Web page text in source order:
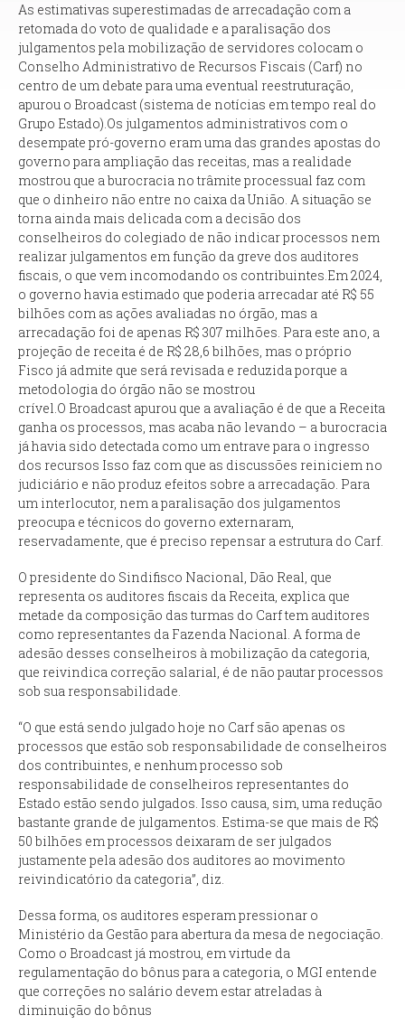
As estimativas superestimadas de arrecadação com a
retomada do voto de qualidade e a paralisação dos
julgamentos pela mobilização de servidores colocam o
Conselho Administrativo de Recursos Fiscais (Carf) no
centro de um debate para uma eventual reestruturação,
apurou o Broadcast (sistema de notícias em tempo real do
Grupo Estado).Os julgamentos administrativos com o
desempate pró-governo eram uma das grandes apostas do
governo para ampliação das receitas, mas a realidade
mostrou que a burocracia no trâmite processual faz com
que o dinheiro não entre no caixa da União. A situação se
torna ainda mais delicada com a decisão dos
conselheiros do colegiado de não indicar processos nem
realizar julgamentos em função da greve dos auditores
fiscais, o que vem incomodando os contribuintes.Em 2024,
o governo havia estimado que poderia arrecadar até R$ 55
bilhões com as ações avaliadas no órgão, mas a
arrecadação foi de apenas R$ 307 milhões. Para este ano, a
projeção de receita é de R$ 28,6 bilhões, mas o próprio
Fisco já admite que será revisada e reduzida porque a
metodologia do órgão não se mostrou
crível.O Broadcast apurou que a avaliação é de que a Receita
ganha os processos, mas acaba não levando – a burocracia
já havia sido detectada como um entrave para o ingresso
dos recursos Isso faz com que as discussões reiniciem no
judiciário e não produz efeitos sobre a arrecadação. Para
um interlocutor, nem a paralisação dos julgamentos
preocupa e técnicos do governo externaram,
reservadamente, que é preciso repensar a estrutura do Carf.
O presidente do Sindifisco Nacional, Dão Real, que
representa os auditores fiscais da Receita, explica que
metade da composição das turmas do Carf tem auditores
como representantes da Fazenda Nacional. A forma de
adesão desses conselheiros à mobilização da categoria,
que reivindica correção salarial, é de não pautar processos
sob sua responsabilidade.
“O que está sendo julgado hoje no Carf são apenas os
processos que estão sob responsabilidade de conselheiros
dos contribuintes, e nenhum processo sob
responsabilidade de conselheiros representantes do
Estado estão sendo julgados. Isso causa, sim, uma redução
bastante grande de julgamentos. Estima-se que mais de R$
50 bilhões em processos deixaram de ser julgados
justamente pela adesão dos auditores ao movimento
reivindicatório da categoria”, diz.
Dessa forma, os auditores esperam pressionar o
Ministério da Gestão para abertura da mesa de negociação.
Como o Broadcast já mostrou, em virtude da
regulamentação do bônus para a categoria, o MGI entende
que correções no salário devem estar atreladas à
diminuição do bônus